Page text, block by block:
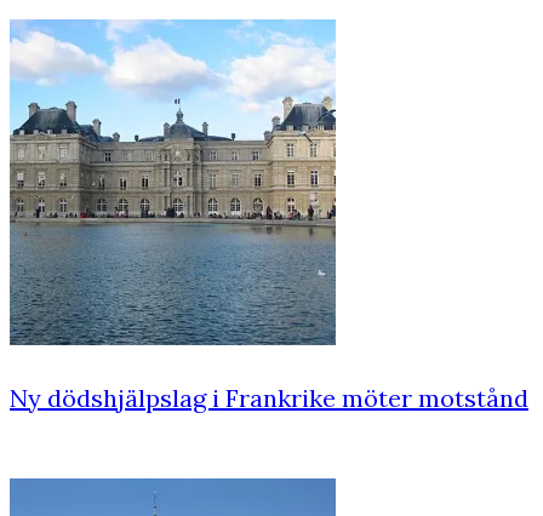
Ny dödshjälpslag i Frankrike möter motstånd